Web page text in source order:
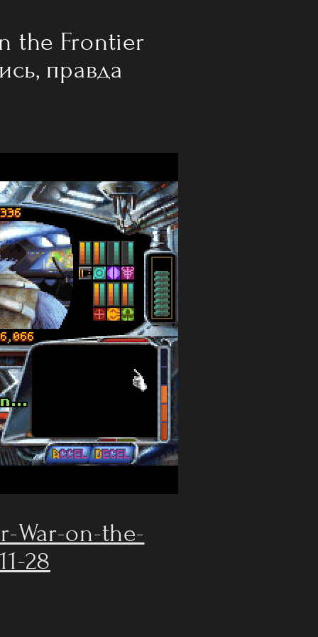
the Frontier
правда
War-on-the-
28